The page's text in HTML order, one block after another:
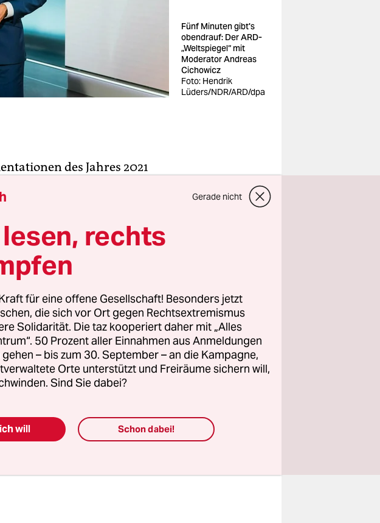
Fünf Minuten gibt's
obendrauf: Der ARD-
„Weltspiegel“ mit
Moderator Andreas
Cichowicz
Foto: Hendrik
Lüders/NDR/ARD/dpa
des Jahres 2021
über fragwürdige
einen Bonner
es in der taz hieß,
gegen den Psychiater
in Magazinen
Gerade nicht
rechts
für eine offene Gesellschaft! Besonders jetzt
die sich vor Ort gegen Rechtsextremismus
Solidarität. Die taz kooperiert daher mit „Alles
50 Prozent aller Einnahmen aus Anmeldungen
gehen – bis zum 30. September – an die Kampagne,
Orte unterstützt und Freiräume sichern will,
Sind Sie dabei?
will Schon dabei!